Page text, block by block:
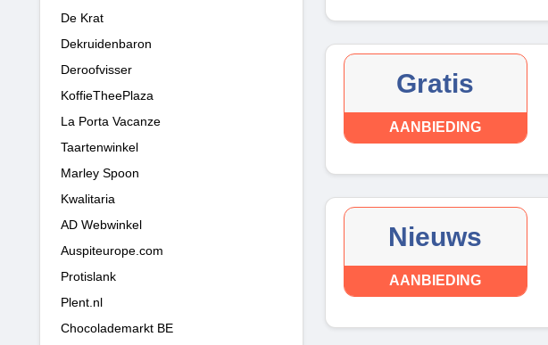
De Krat
Dekruidenbaron
Deroofvisser
KoffieTheePlaza
La Porta Vacanze
Taartenwinkel
Marley Spoon
Kwalitaria
AD Webwinkel
Auspiteurope.com
Protislank
Plent.nl
Chocolademarkt BE
Gratis
AANBIEDING
Nieuws
AANBIEDING